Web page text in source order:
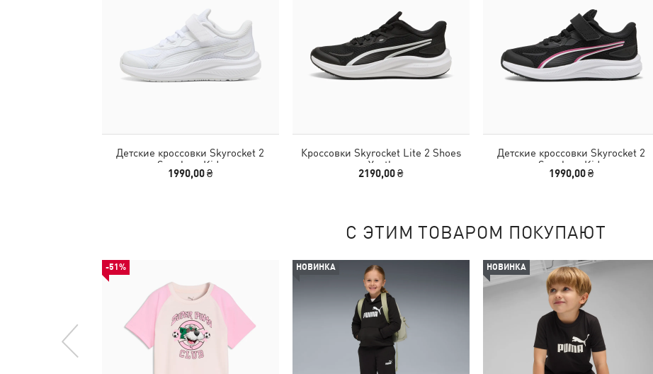
Детские кроссовки Skyrocket 2
Sneakers Kids
1990,00 ₴
Кроссовки Skyrocket Lite 2 Shoes
Youth
2190,00 ₴
Детские кроссовки Skyrocket 2
Sneakers Kids
1990,00 ₴
С ЭТИМ ТОВАРОМ ПОКУПАЮТ
-51% НОВИНКА НОВИНКА